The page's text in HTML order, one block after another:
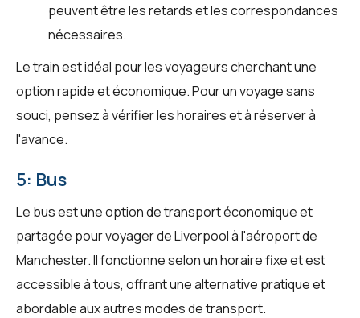
peuvent être les retards et les correspondances
nécessaires.
Le train est idéal pour les voyageurs cherchant une
option rapide et économique. Pour un voyage sans
souci, pensez à vérifier les horaires et à réserver à
l'avance.
5: Bus
Le bus est une option de transport économique et
partagée pour voyager de Liverpool à l'aéroport de
Manchester. Il fonctionne selon un horaire fixe et est
accessible à tous, offrant une alternative pratique et
abordable aux autres modes de transport.